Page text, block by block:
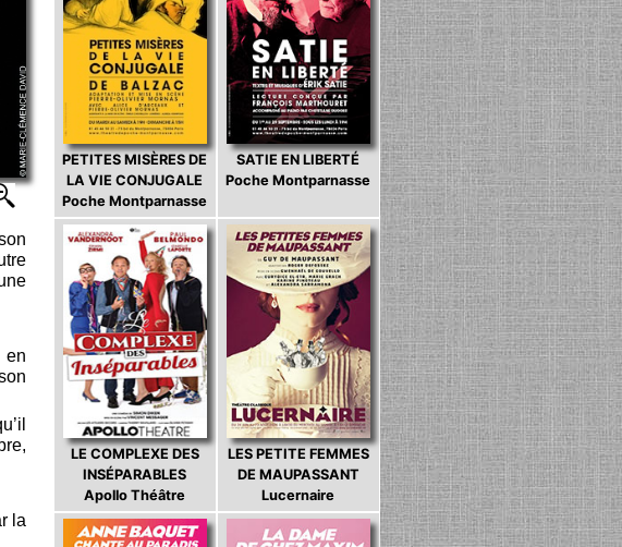
la
PETITES MISÈRES DE
LA VIE CONJUGALE
Poche Montparnasse
SATIE EN LIBERTÉ
Poche Montparnasse
LE COMPLEXE DES
INSÉPARABLES
Apollo Théâtre
LES PETITE FEMMES
DE MAUPASSANT
Lucernaire